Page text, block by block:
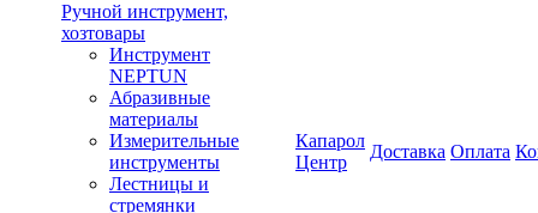
Ручной инструмент,
хозтовары
Инструмент
NEPTUN
Абразивные
материалы
Измерительные
инструменты
Лестницы и
стремянки
Капарол
Центр
Доставка Оплата